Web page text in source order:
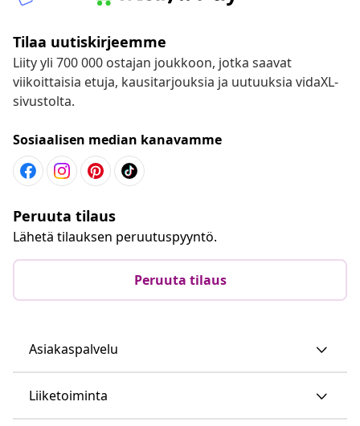
Tilaa uutiskirjeemme
Liity yli 700 000 ostajan joukkoon, jotka saavat
viikoittaisia etuja, kausitarjouksia ja uutuuksia vidaXL-
sivustolta.
Sosiaalisen median kanavamme
Peruuta tilaus
Lähetä tilauksen peruutuspyyntö.
Peruuta tilaus
Asiakaspalvelu
Liiketoiminta